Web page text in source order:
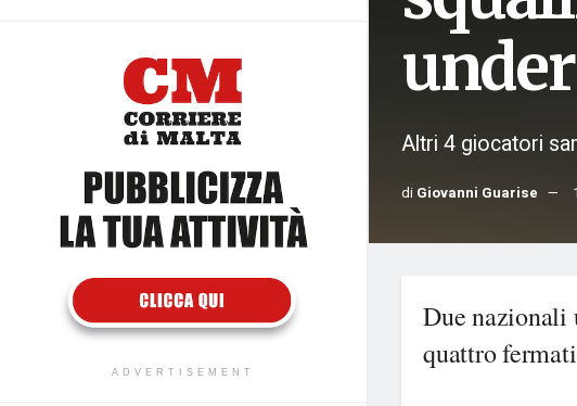
ADVERTISEMENT
under
Altri 4 giocatori
di Giovanni Guarise
Due
quattro